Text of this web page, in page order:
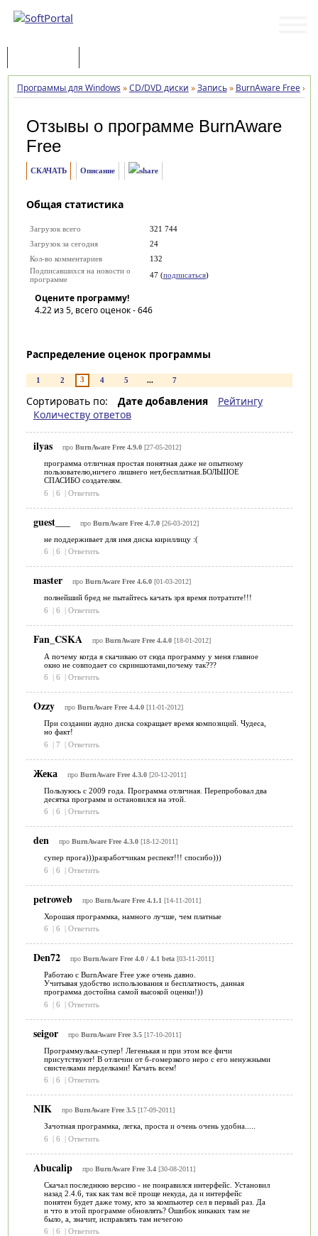
Программы для Windows »CD/DVD диски »Запись» BurnAware Free»
Отзывы о программе BurnAware
Free
СКАЧАТЬ Описание
Общая статистика
Загрузок всего
321 744
Загрузок за сегодня
24
Кол-во комментариев
132
Подписавшихся на новости о
программе
47 (подписаться)
Оцените программу!
4.22из 5, всего оценок -646
Распределение оценок программы
1 2 3 4 5 ... 7
Сортировать по: Дате добавления
Рейтингу
Количеству ответов
ilyas про BurnAware Free 4.9.0[27-05-2012]
программа отличная простая понятная даже не опытному
пользователю,ничего лишнего нет,бесплатная.БОЛЬШОЕ
СПАСИБО создателям.
6
| 6 | Ответить
guest___ про BurnAware Free 4.7.0[26-03-2012]
не поддерживает для имя диска кириллицу :(
6
| 6 | Ответить
master про BurnAware Free 4.6.0[01-03-2012]
полнейший бред не пытайтесь качать зря время потратите!!!
6
| 6 | Ответить
Fan_CSKA про BurnAware Free 4.4.0[18-01-2012]
А почему когда я скачиваю от сюда программу у меня главное
окно не совподает со скриншотами,почему так???
6
| 6 | Ответить
Ozzy про BurnAware Free 4.4.0[11-01-2012]
При создании аудио диска сокращает время композиций. Чудеса,
но факт!
6
| 7 | Ответить
Жека про BurnAware Free 4.3.0[20-12-2011]
Пользуюсь с 2009 года. Программа отличная. Перепробовал два
десятка программ и остановился на этой.
6
| 6 | Ответить
den про BurnAware Free 4.3.0[18-12-2011]
супер прога)))разработчикам респект!!! спосибо)))
6
| 6 | Ответить
petroweb про BurnAware Free 4.1.1 [14-11-2011]
Хорошая программка, намного лучше, чем платные
6
| 6 | Ответить
Den72 про BurnAware Free 4.0 / 4.1 beta[03-11-2011]
Работаю с BurnAware Free уже очень давно.
Учитывая удобство использования и бесплатность, данная
программа достойна самой высокой оценки!))
6
| 6 | Ответить
seigor про BurnAware Free 3.5[17-10-2011]
Программулька-супер! Легенькая и при этом все фичи
присутствуют! В отличии от б-гомерзкого неро с его ненужными
свистелками перделками! Качать всем!
6
| 6 | Ответить
NIK про BurnAware Free 3.5[17-09-2011]
Зачотная программка, легка, проста и очень очень удобна.....
6
| 6 | Ответить
Abucalip про BurnAware Free 3.4[30-08-2011]
Скачал последнюю версию - не понравился интерфейс. Установил
назад 2.4.6, так как там всё проще некуда, да и интерфейс
понятен будет даже тому, кто за компьютер сел в первый раз. Да
и что в этой программе обновлять? Ошибок никаких там не
было, а, значит, исправлять там нечегою
6
| 6 | Ответить